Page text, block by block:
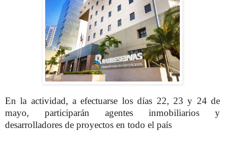
En la actividad, a efectuarse los días 22, 23 y 24 de
mayo, participarán agentes inmobiliarios y
desarrolladores de proyectos en todo el país